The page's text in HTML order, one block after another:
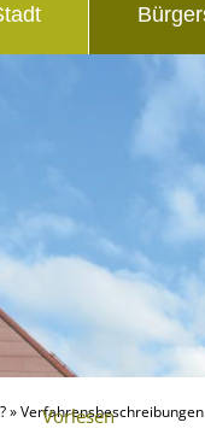
»Verfahrensbeschreibungen
Vorlesen